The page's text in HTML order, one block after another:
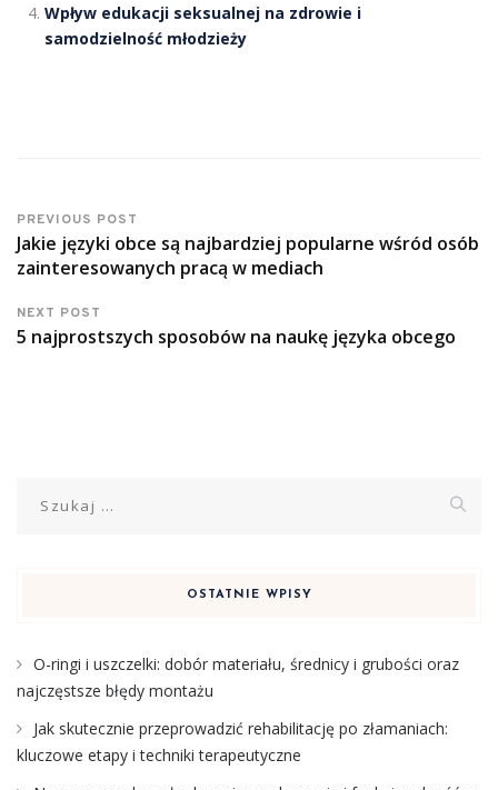
Wpływ edukacji seksualnej na zdrowie i
samodzielność młodzieży
PREVIOUS POST
Jakie języki obce są najbardziej popularne wśród osób
zainteresowanych pracą w mediach
NEXT POST
5 najprostszych sposobów na naukę języka obcego
OSTATNIE WPISY
O-ringi i uszczelki: dobór materiału, średnicy i grubości oraz
najczęstsze błędy montażu
Jak skutecznie przeprowadzić rehabilitację po złamaniach:
kluczowe etapy i techniki terapeutyczne